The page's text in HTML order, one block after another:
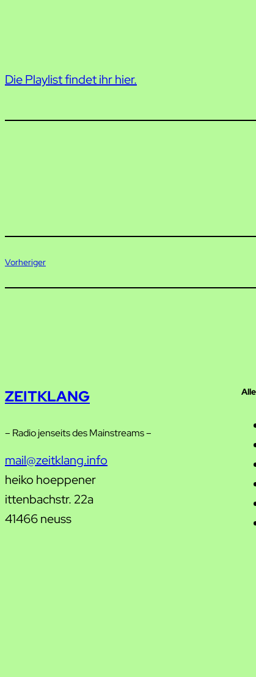
Die Playlist findet ihr hier.
Vorheriger
ZEITKLANG
– Radio jenseits des Mainstreams –
mail@zeitklang.info
heiko hoeppener
ittenbachstr. 22a
41466 neuss